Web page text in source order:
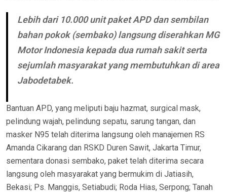
Lebih dari 10.000 unit paket APD dan sembilan
bahan pokok (sembako) langsung diserahkan MG
Motor Indonesia kepada dua rumah sakit serta
sejumlah masyarakat yang membutuhkan di area
Jabodetabek.
Bantuan APD, yang meliputi baju hazmat, surgical mask,
pelindung wajah, pelindung sepatu, sarung tangan, dan
masker N95 telah diterima langsung oleh manajemen RS
Amanda Cikarang dan RSKD Duren Sawit, Jakarta Timur,
sementara donasi sembako, paket telah diterima secara
langsung oleh masyarakat yang bermukim di Jatiasih,
Bekasi; Ps. Manggis, Setiabudi; Roda Hias, Serpong; Tanah